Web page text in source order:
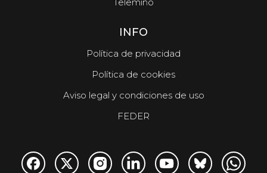
INFO
Política de privacidad
Política de cookies
Aviso legal y condiciones de uso
FEDER